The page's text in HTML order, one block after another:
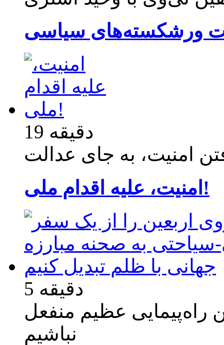
19 دقیقه
امنیت، علیه اقدام ملی!
5 دقیقه
راه‌پیمایی عظیم منفعل
نباشیم